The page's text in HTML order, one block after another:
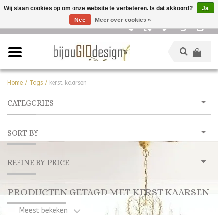
Home / Tags / kerst kaarsen
CATEGORIES
SORT BY
REFINE BY PRICE
PRODUCTEN GETAGD MET KERST KAARSEN
Meest bekeken
Wij slaan cookies op om onze website te verbeteren. Is dat akkoord?
Ja
Nee
Meer over cookies »